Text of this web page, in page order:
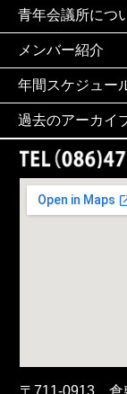
青年会議所につ
メンバー紹介
年間スケジュー
過去のアーカイ
〒711-0913 倉